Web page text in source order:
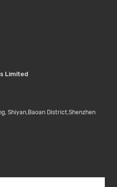
automóvil, OEM,
de coche, arnés de
conectores para
Limited
Shiyan,Baoan District,Shenzhen